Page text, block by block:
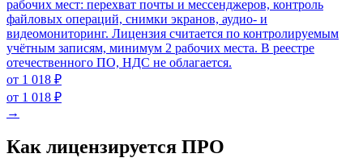
рабочих мест: перехват почты и мессенджеров, контроль
файловых операций, снимки экранов, аудио- и
видеомониторинг. Лицензия считается по контролируемым
учётным записям, минимум 2 рабочих места. В реестре
отечественного ПО, НДС не облагается.
от 1 018 ₽
от 1 018 ₽
→
Как лицензируется ПРО